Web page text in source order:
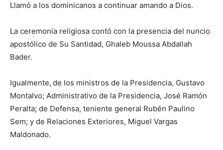
Llamó a los dominicanos a continuar amando a Dios.
La ceremonia religiosa contó con la presencia del nuncio
apostólico de Su Santidad, Ghaleb Moussa Abdallah
Bader.
Igualmente, de los ministros de la Presidencia, Gustavo
Montalvo; Administrativo de la Presidencia, José Ramón
Peralta; de Defensa, teniente general Rubén Paulino
Sem; y de Relaciones Exteriores, Miguel Vargas
Maldonado.